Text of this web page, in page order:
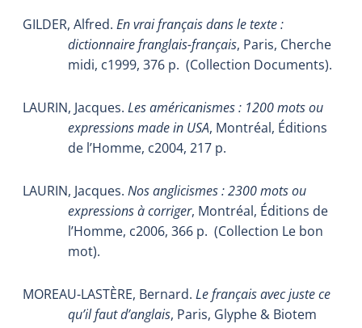
GILDER, Alfred. En vrai français dans le texte :
dictionnaire franglais-français, Paris, Cherche
midi, c1999, 376 p. (Collection Documents).
LAURIN, Jacques. Les américanismes : 1200 mots ou
expressions made in USA, Montréal, Éditions
de l’Homme, c2004, 217 p.
LAURIN, Jacques. Nos anglicismes : 2300 mots ou
expressions à corriger, Montréal, Éditions de
l’Homme, c2006, 366 p. (Collection Le bon
mot).
MOREAU-LASTÈRE, Bernard. Le français avec juste ce
qu’il faut d’anglais, Paris, Glyphe & Biotem